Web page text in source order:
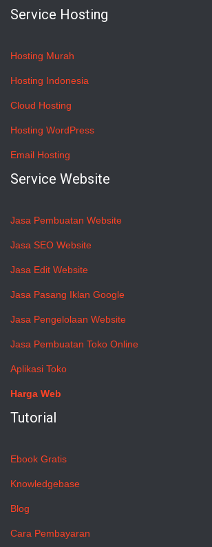
Service Hosting
Hosting Murah
Hosting Indonesia
Cloud Hosting
Hosting WordPress
Email Hosting
Service Website
Jasa Pembuatan Website
Jasa SEO Website
Jasa Edit Website
Jasa Pasang Iklan Google
Jasa Pengelolaan Website
Jasa Pembuatan Toko Online
Aplikasi Toko
Harga Web
Tutorial
Ebook Gratis
Knowledgebase
Blog
Cara Pembayaran